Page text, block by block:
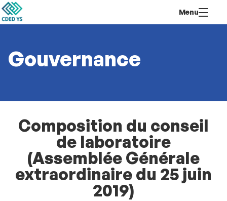
contenu
Menu
Gouvernance
Composition du conseil
de laboratoire
(Assemblée Générale
extraordinaire du 25 juin
2019)